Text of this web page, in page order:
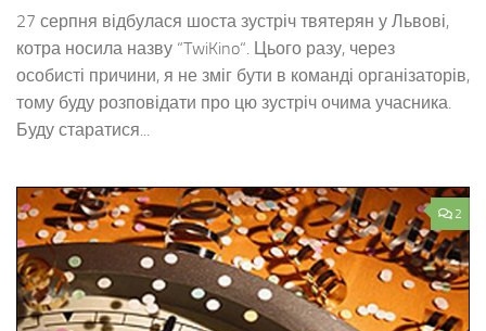
27 серпня відбулася шоста зустріч твятерян у Львові,
котра носила назву “TwiKino“. Цього разу, через
особисті причини, я не зміг бути в команді організаторів,
тому буду розповідати про цю зустріч очима учасника.
Буду старатися...
2